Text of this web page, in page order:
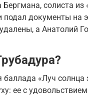
солиста
подал документы на
а Анатолий
«Луч солнца
ее с